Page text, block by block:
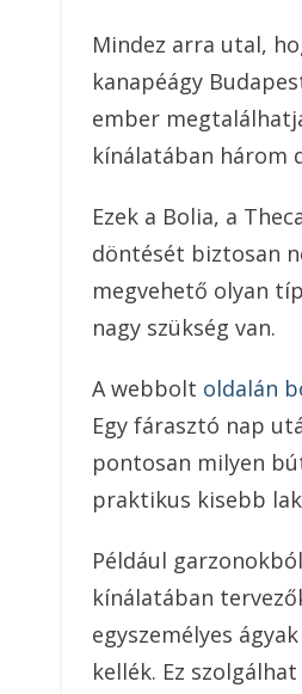
Mindez arra utal,
kanapéágy
ember
kínálatában három
Ezek a Bolia, a
döntését biztosan
megvehető olyan
nagy szükség van.
A webbolt oldalán
Egy fárasztó nap
pontosan milyen
praktikus kisebb
Például
kínálatában
egyszemélyes
kellék. Ez